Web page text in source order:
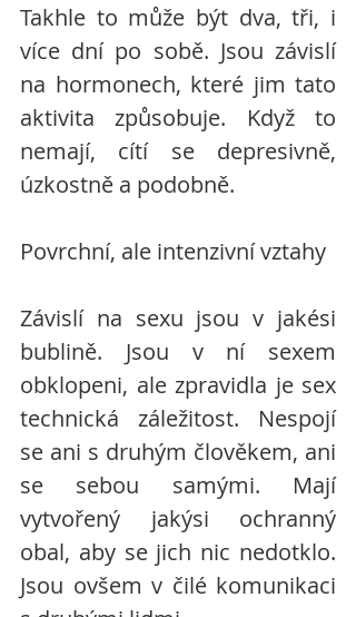
Takhle to může být dva, tři, i
více dní po sobě. Jsou závislí
na hormonech, které jim tato
aktivita způsobuje. Když to
nemají, cítí se depresivně,
úzkostně a podobně.
Povrchní, ale intenzivní vztahy
Závislí na sexu jsou v jakési
bublině. Jsou v ní sexem
obklopeni, ale zpravidla je sex
technická záležitost. Nespojí
se ani s druhým člověkem, ani
se sebou samými. Mají
vytvořený jakýsi ochranný
obal, aby se jich nic nedotklo.
Jsou ovšem v čilé komunikaci